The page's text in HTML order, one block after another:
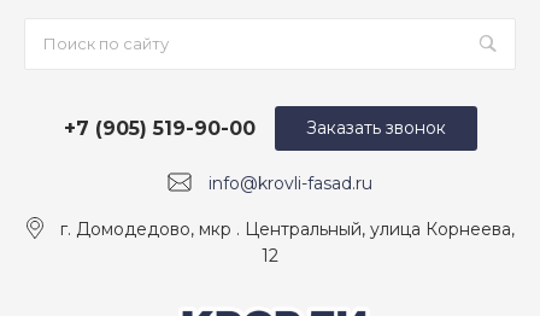
info@krovli-fasad.ru
+7 (905) 519-90-00
г. Домодедово, мкр . Центральный, улица Корнеева,
12
Заказать звонок